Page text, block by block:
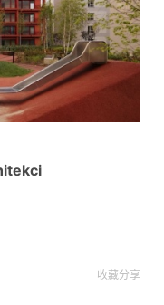
收藏分享